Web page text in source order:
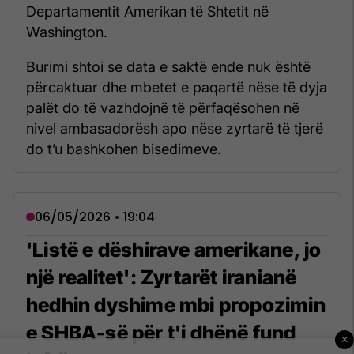
Departamentit Amerikan të Shtetit në
Washington.
Burimi shtoi se data e saktë ende nuk është
përcaktuar dhe mbetet e paqartë nëse të dyja
palët do të vazhdojnë të përfaqësohen në
nivel ambasadorësh apo nëse zyrtarë të tjerë
do t’u bashkohen bisedimeve.
06/05/2026 • 19:04
'Listë e dëshirave amerikane, jo
një realitet': Zyrtarët iranianë
hedhin dyshime mbi propozimin
e SHBA-së për t'i dhënë fund
×